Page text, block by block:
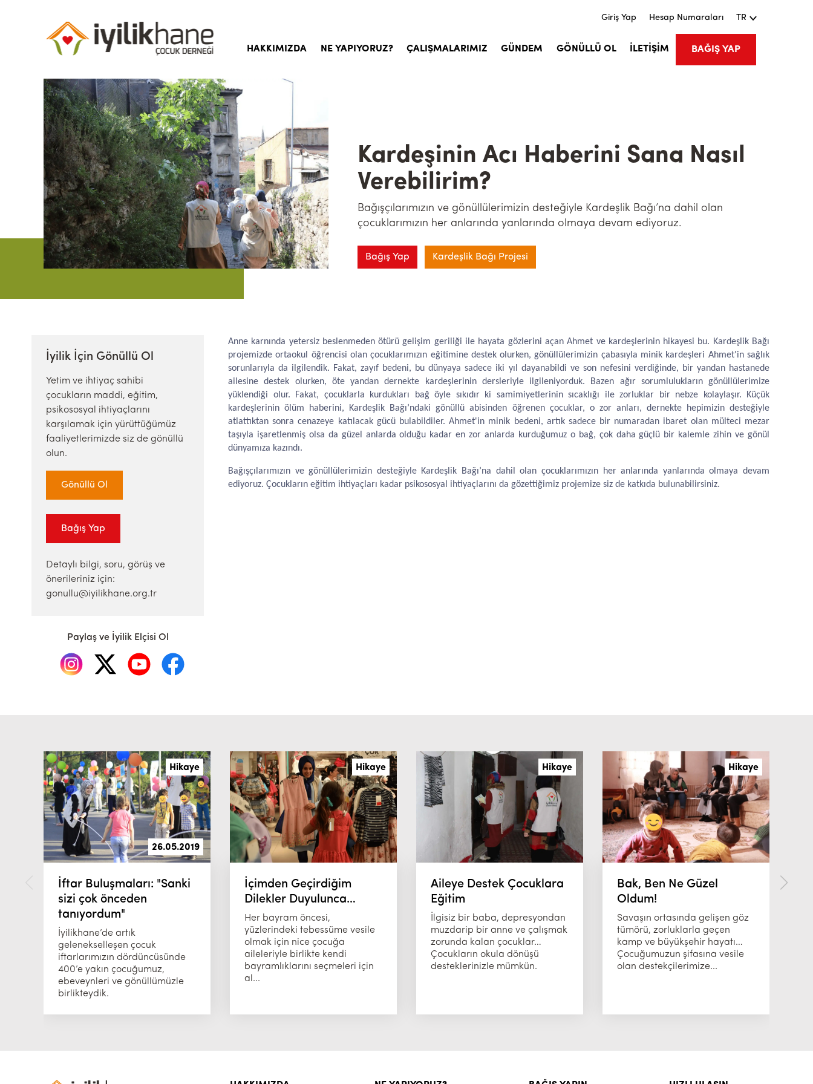
Giriş Yap Hesap Numaraları TR
HAKKIMIZDA
Hikayemiz
Yönetim Kurulu
Kurumsal Belgeler
Basında İyilikhane
Sıkça Sorulan Sorular
NE YAPIYORUZ?
Acil Yardımlar
Kurban
Kalıcı Eserler
Sosyal Faaliyetler
Gönüllülere Yönelik Etkinlikler
Psikososyal Destek Çalışmaları
ÇALIŞMALARIMIZ GÜNDEM GÖNÜLLÜ OL İLETİŞİM BAĞIŞ YAP
Kardeşinin Acı Haberini Sana Nasıl
Verebilirim?
Bağışçılarımızın ve gönüllülerimizin desteğiyle Kardeşlik Bağı’na dahil olan
çocuklarımızın her anlarında yanlarında olmaya devam ediyoruz.
Bağış Yap Kardeşlik Bağı Projesi
İyilik İçin Gönüllü Ol
Yetim ve ihtiyaç sahibi
çocukların maddi, eğitim,
psikososyal ihtiyaçlarını
karşılamak için yürüttüğümüz
faaliyetlerimizde siz de gönüllü
olun.
Gönüllü Ol
Bağış Yap
Detaylı bilgi, soru, görüş ve
önerileriniz için:
gonullu@iyilikhane.org.tr
Paylaş ve İyilik Elçisi Ol
Anne karnında yetersiz beslenmeden ötürü gelişim geriliği ile hayata gözlerini açan Ahmet ve kardeşlerinin hikayesi bu. Kardeşlik Bağı
projemizde ortaokul öğrencisi olan çocuklarımızın eğitimine destek olurken, gönüllülerimizin çabasıyla minik kardeşleri Ahmet'in sağlık
sorunlarıyla da ilgilendik. Fakat, zayıf bedeni, bu dünyaya sadece iki yıl dayanabildi ve son nefesini verdiğinde, bir yandan hastanede
ailesine destek olurken, öte yandan dernekte kardeşlerinin dersleriyle ilgileniyorduk. Bazen ağır sorumlulukların gönüllülerimize
yüklendiği olur. Fakat, çocuklarla kurdukları bağ öyle sıkıdır ki samimiyetlerinin sıcaklığı ile zorluklar bir nebze kolaylaşır. Küçük
kardeşlerinin ölüm haberini, Kardeşlik Bağı’ndaki gönüllü abisinden öğrenen çocuklar, o zor anları, dernekte hepimizin desteğiyle
atlattıktan sonra cenazeye katılacak gücü bulabildiler. Ahmet'in minik bedeni, artık sadece bir numaradan ibaret olan mülteci mezar
taşıyla işaretlenmiş olsa da güzel anlarda olduğu kadar en zor anlarda kurduğumuz o bağ, çok daha güçlü bir kalemle zihin ve gönül
dünyamıza kazındı.
Bağışçılarımızın ve gönüllülerimizin desteğiyle Kardeşlik Bağı’na dahil olan çocuklarımızın her anlarında yanlarında olmaya devam
ediyoruz. Çocukların eğitim ihtiyaçları kadar psikososyal ihtiyaçlarını da gözettiğimiz projemize siz de katkıda bulunabilirsiniz.
Hikaye
26.05.2019
İftar Buluşmaları: "Sanki
sizi çok önceden
tanıyordum"
İyilikhane’de artık
gelenekselleşen çocuk
iftarlarımızın dördüncüsünde
400’e yakın çocuğumuz,
ebeveynleri ve gönüllümüzle
birlikteydik.
Hikaye
İçimden Geçirdiğim
Dilekler Duyulunca…
Her bayram öncesi,
yüzlerindeki tebessüme vesile
olmak için nice çocuğa
aileleriyle birlikte kendi
bayramlıklarını seçmeleri için
al...
Hikaye
Aileye Destek Çocuklara
Eğitim
İlgisiz bir baba, depresyondan
muzdarip bir anne ve çalışmak
zorunda kalan çocuklar…
Çocukların okula dönüşü
desteklerinizle mümkün.
Hikaye
Bak, Ben Ne Güzel
Oldum!
Savaşın ortasında gelişen göz
tümörü, zorluklarla geçen
kamp ve büyükşehir hayatı…
Çocuğumuzun şifasına vesile
olan destekçilerimize...